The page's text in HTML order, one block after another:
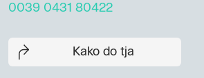
0039 0431 80422
Kako do tja